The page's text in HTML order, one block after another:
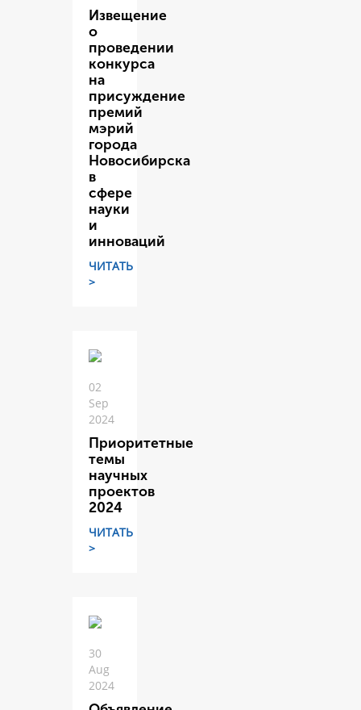
Извещение
о
проведении
конкурса
на
присуждение
премий
мэрий
города
Новосибирска
в
сфере
науки
и
инноваций
ЧИТАТЬ
>
02
Sep
2024
Приоритетные
темы
научных
проектов
2024
ЧИТАТЬ
>
30
Aug
2024